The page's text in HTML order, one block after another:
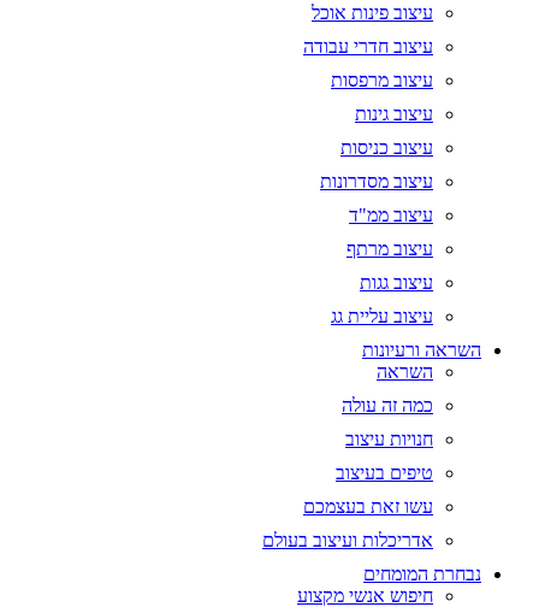
עיצוב פינות אוכל
עיצוב חדרי עבודה
עיצוב מרפסות
עיצוב גינות
עיצוב כניסות
עיצוב מסדרונות
עיצוב ממ"ד
עיצוב מרתף
עיצוב גגות
עיצוב עליית גג
השראה ורעיונות
השראה
כמה זה עולה
חנויות עיצוב
טיפים בעיצוב
עשו זאת בעצמכם
אדריכלות ועיצוב בעולם
נבחרת המומחים
חיפוש אנשי מקצוע